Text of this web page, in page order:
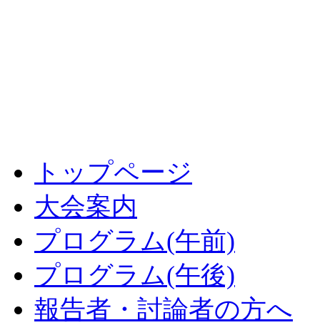
トップページ
大会案内
プログラム(午前)
プログラム(午後)
報告者・討論者の方へ